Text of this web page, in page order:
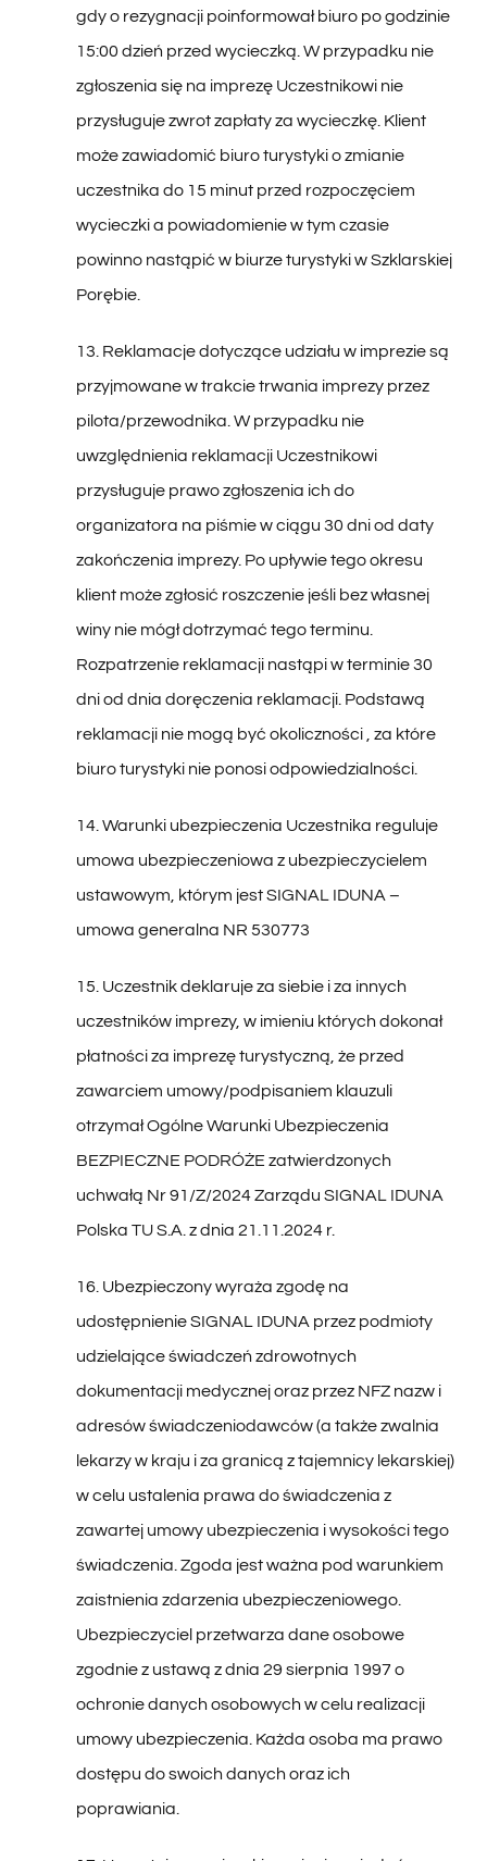
15:00 dzień przed wycieczką. W przypadku nie
zgłoszenia się na imprezę Uczestnikowi nie
przysługuje zwrot zapłaty za wycieczkę. Klient
może zawiadomić biuro turystyki o zmianie
uczestnika do 15 minut przed rozpoczęciem
wycieczki a powiadomienie w tym czasie
powinno nastąpić w biurze turystyki w Szklarskiej
Porębie.
przyjmowane w trakcie trwania imprezy przez
pilota/przewodnika. W przypadku nie
uwzględnienia reklamacji Uczestnikowi
przysługuje prawo zgłoszenia ich do
organizatora na piśmie w ciągu 30 dni od daty
zakończenia imprezy. Po upływie tego okresu
klient może zgłosić roszczenie jeśli bez własnej
winy nie mógł dotrzymać tego terminu.
Rozpatrzenie reklamacji nastąpi w terminie 30
dni od dnia doręczenia reklamacji. Podstawą
reklamacji nie mogą być okoliczności , za które
biuro turystyki nie ponosi odpowiedzialności.
umowa ubezpieczeniowa z ubezpieczycielem
ustawowym, którym jest SIGNAL IDUNA –
umowa generalna NR 530773
uczestników imprezy, w imieniu których dokonał
płatności za imprezę turystyczną, że przed
zawarciem umowy/podpisaniem klauzuli
otrzymał Ogólne Warunki Ubezpieczenia
BEZPIECZNE PODRÓŻE zatwierdzonych
uchwałą Nr 91/Z/2024 Zarządu SIGNAL IDUNA
Polska TU S.A. z dnia 21.11.2024 r.
udostępnienie SIGNAL IDUNA przez podmioty
udzielające świadczeń zdrowotnych
dokumentacji medycznej oraz przez NFZ nazw i
adresów świadczeniodawców (a także zwalnia
lekarzy w kraju i za granicą z tajemnicy lekarskiej)
w celu ustalenia prawa do świadczenia z
zawartej umowy ubezpieczenia i wysokości tego
świadczenia. Zgoda jest ważna pod warunkiem
zaistnienia zdarzenia ubezpieczeniowego.
Ubezpieczyciel przetwarza dane osobowe
zgodnie z ustawą z dnia 29 sierpnia 1997 o
ochronie danych osobowych w celu realizacji
umowy ubezpieczenia. Każda osoba ma prawo
dostępu do swoich danych oraz ich
poprawiania.